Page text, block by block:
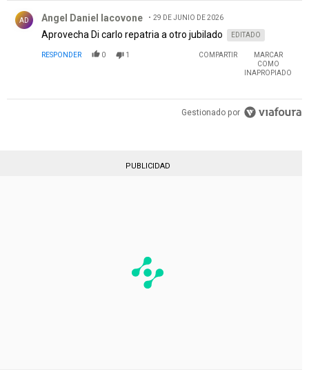
AD Angel Daniel Iacovone 29 DE JUNIO DE 2026
Aprovecha Di carlo repatria a otro jubilado EDITADO
RESPONDER 0 1 COMPARTIR
MARCAR
COMO
INAPROPIADO
Gestionado por
PUBLICIDAD